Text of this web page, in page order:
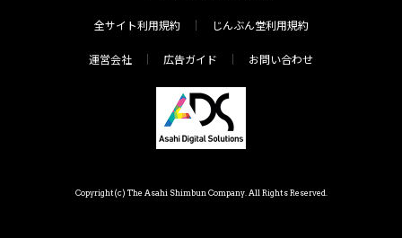
全サイト利用規約 じんぶん堂利用規約
運営会社 広告ガイド お問い合わせ
Copyright(c) The Asahi Shimbun Company. All Rights Reserved.